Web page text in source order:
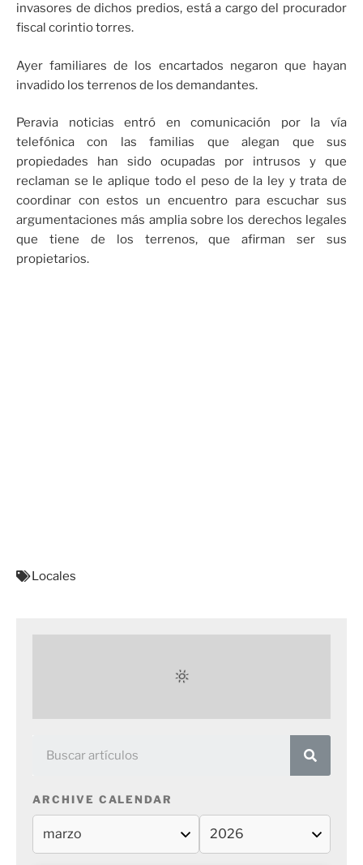
invasores de dichos predios, está a cargo del procurador
fiscal corintio torres.
Ayer familiares de los encartados negaron que hayan
invadido los terrenos de los demandantes.
Peravia noticias entró en comunicación por la vía
telefónica con las familias que alegan que sus
propiedades han sido ocupadas por intrusos y que
reclaman se le aplique todo el peso de la ley y trata de
coordinar con estos un encuentro para escuchar sus
argumentaciones más amplia sobre los derechos legales
que tiene de los terrenos, que afirman ser sus
propietarios.
Locales
ARCHIVE CALENDAR